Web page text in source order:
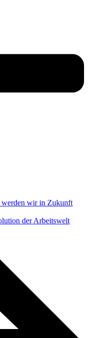
werden wir in Zukunft
der Arbeitswelt